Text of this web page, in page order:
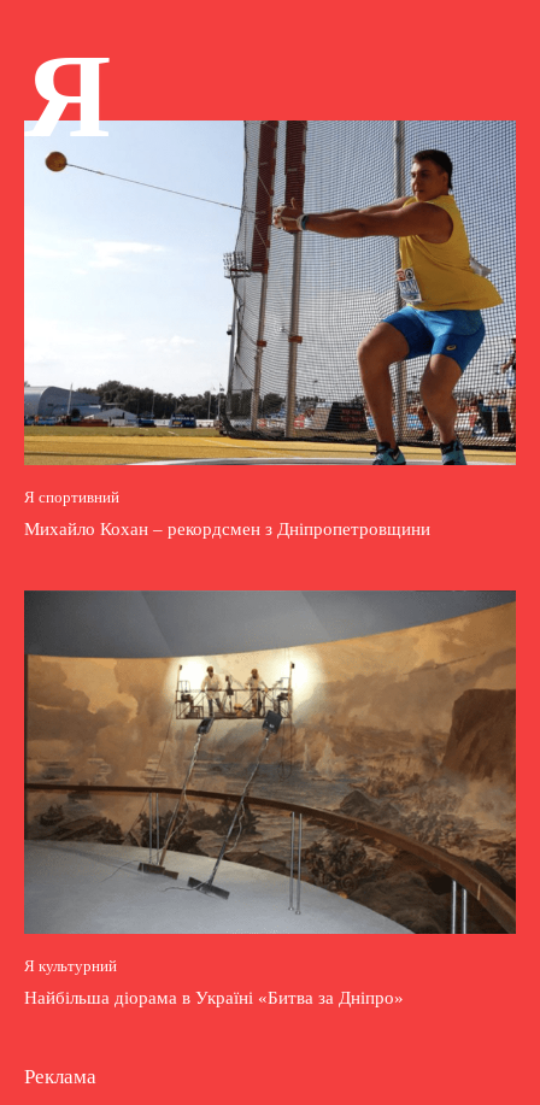
Я
Я спортивний
Михайло Кохан – рекордсмен з Дніпропетровщини
Я культурний
Найбільша діорама в Україні «Битва за Дніпро»
Реклама